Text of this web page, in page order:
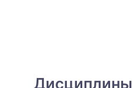
Дисциплины